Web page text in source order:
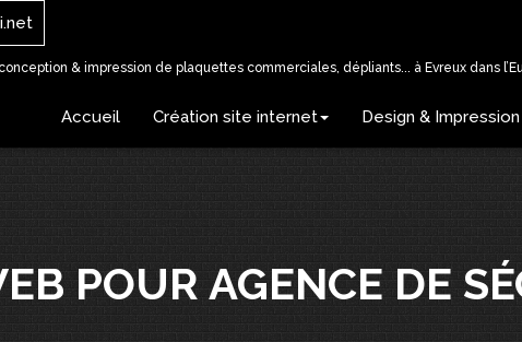
& impression de plaquettes commerciales, dépliants... à Evreux dans
Accueil Création site internet Design & Impression
POUR AGENCE DE